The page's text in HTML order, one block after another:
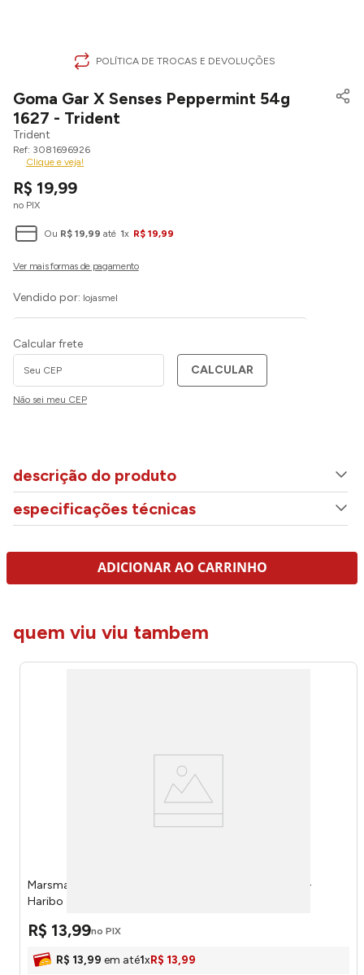
POLÍTICA DE TROCAS E DEVOLUÇÕES
Goma Gar X Senses Peppermint 54g
1627 - Trident
Trident
3081696926
Clique e veja!
R$ 19,99
no PIX
Ou R$ 19,99 até 1x R$ 19,99
Vendido por: lojasmel
Calcular frete
CALCULAR
Não sei meu CEP
descrição do produto
especificações técnicas
ADICIONAR AO CARRINHO
quem viu viu tambem
Marsmallow Chamallows Mundo Mágico 220g 50215 -
Haribo
R$ 13,99no PIX
R$ 13,99 em até1xR$ 13,99